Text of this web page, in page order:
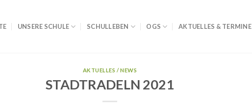
UNSERE SCHULE SCHULLEBEN OGS AKTUELLES & TERMINE
AKTUELLES / NEWS
STADTRADELN 2021